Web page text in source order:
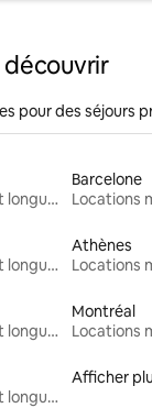
découvrir
pour des séjours
Locations moyenne et longue durée
Barcelone
Locations moyenne et longue durée
Athènes
Locations moyenne et longue durée
Montréal
Locations moyenne et longue durée
Afficher